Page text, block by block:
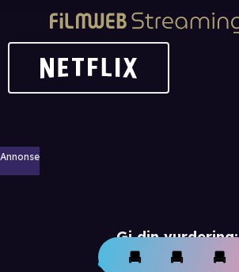
Annonse
Gi din vurdering: